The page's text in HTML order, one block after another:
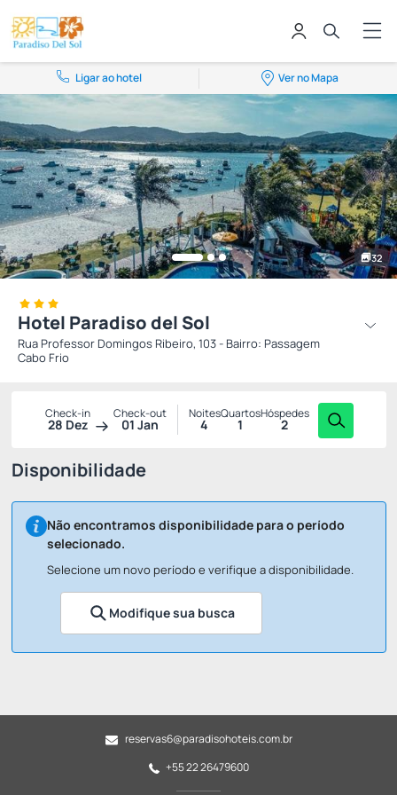
Ligar ao hotel Ver no Mapa
32
Hotel Paradiso del Sol
Rua Professor Domingos Ribeiro, 103 - Bairro: Passagem
Cabo Frio
Check-in
28 Dez
Check-out
01 Jan
Noites
4
Quartos
1
Hóspedes
2
Disponibilidade
Não encontramos disponibilidade para o período
selecionado.
Selecione um novo período e verifique a disponibilidade.
Modifique sua busca
reservas6@paradisohoteis.com.br
+55 22 26479600